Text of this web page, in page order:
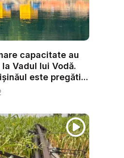
capacitate au
Vadul lui Vodă.
este pregăti...